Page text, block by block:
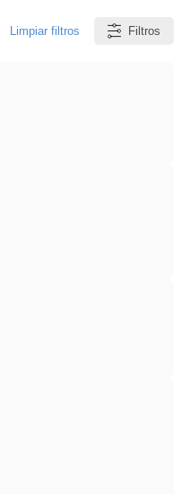
Limpiar filtros Filtros